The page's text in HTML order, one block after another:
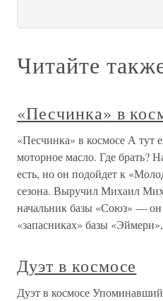
Читайте
«Песчинка» в
«Песчинка» в космосе А тут
моторное масло. Где брать?
есть, но он подойдет к
сезона. Выручил Михаил
начальник базы «Союз» —
«запасниках» базы «Эймери»,
Дуэт в космосе
Дуэт в космосе